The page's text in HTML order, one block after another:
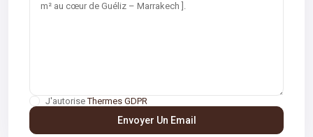
J'autoriseThermes GDPR